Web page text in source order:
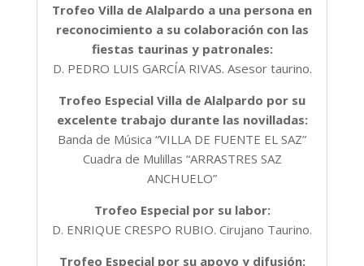
Trofeo Villa de Alalpardo a una persona en
reconocimiento a su colaboración con las
fiestas taurinas y patronales:
D. PEDRO LUIS GARCÍA RIVAS. Asesor taurino.
Trofeo Especial Villa de Alalpardo por su
excelente trabajo durante las novilladas:
Banda de Música “VILLA DE FUENTE EL SAZ”
Cuadra de Mulillas “ARRASTRES SAZ
ANCHUELO”
Trofeo Especial por su labor:
D. ENRIQUE CRESPO RUBIO. Cirujano Taurino.
Trofeo Especial por su apoyo y difusión: